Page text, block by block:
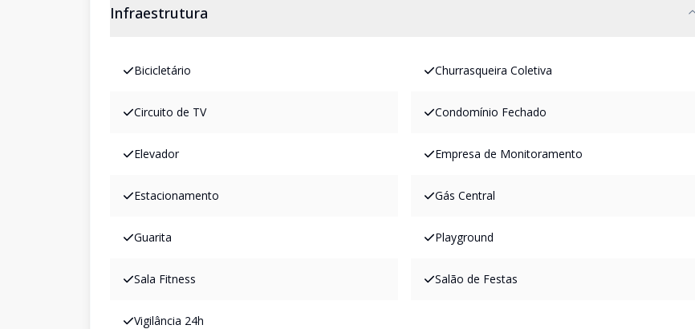
Infraestrutura
Bicicletário Churrasqueira Coletiva
Circuito de TV Condomínio Fechado
Elevador Empresa de Monitoramento
Estacionamento Gás Central
Guarita Playground
Sala Fitness Salão de Festas
Vigilância 24h